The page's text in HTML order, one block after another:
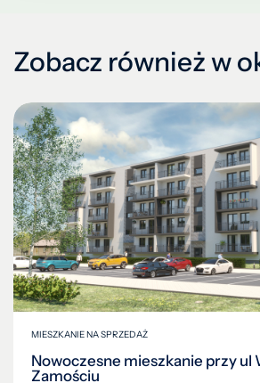
Zobacz również w
MIESZKANIE NA SPRZEDAŻ
Nowoczesne mieszkanie przy ul
Zamościu